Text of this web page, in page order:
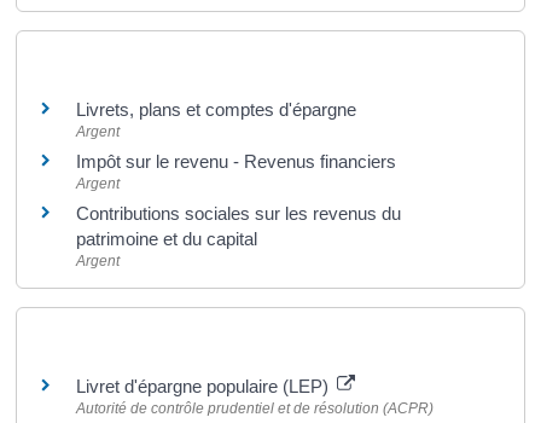
Livrets, plans et comptes d'épargne
Argent
Impôt sur le revenu - Revenus financiers
Argent
Contributions sociales sur les revenus du
patrimoine et du capital
Argent
Livret d'épargne populaire (LEP)
Autorité de contrôle prudentiel et de résolution (ACPR)